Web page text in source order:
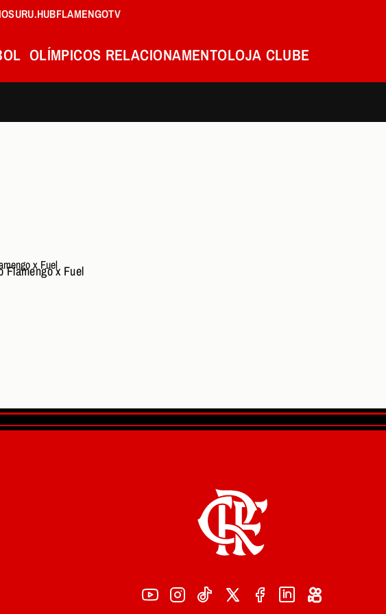
URU.HUBFLAMENGOTV
OLÍMPICOS RELACIONAMENTOLOJA CLUBE
Flamengo x Fuel